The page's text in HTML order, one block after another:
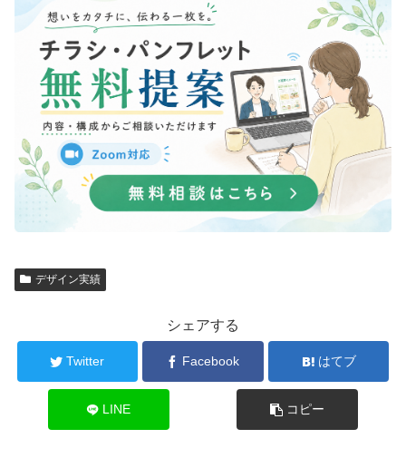
デザイン実績
シェアする
Twitter Facebook はてブ
LINE コピー